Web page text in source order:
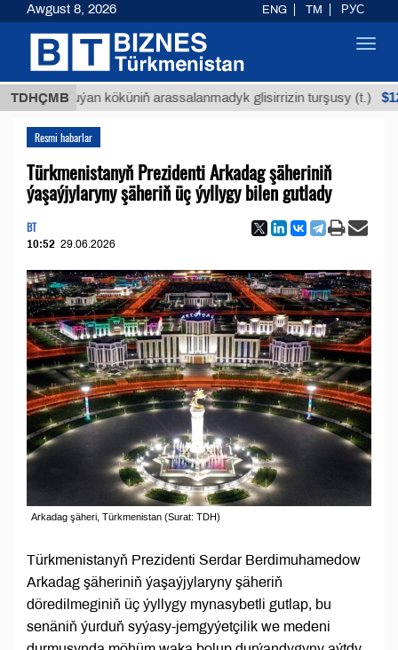
TDHÇMB
Buýan köküniň arassalanmadyk glisirrizin turşusy (t.) $12935,18
Resmi habarlar
Türkmenistanyň Prezidenti Arkadag şäheriniň
ýaşaýjylaryny şäheriň üç ýyllygy bilen gutlady
BT
10:52 29.06.2026
Arkadag şäheri, Türkmenistan (Surat: TDH)
Türkmenistanyň Prezidenti Serdar Berdimuhamedow
Arkadag şäheriniň ýaşaýjylaryny şäheriň
döredilmeginiň üç ýyllygy mynasybetli gutlap, bu
senäniň ýurduň syýasy-jemgyýetçilik we medeni
Awgust 8, 2026 ENG TM РУС